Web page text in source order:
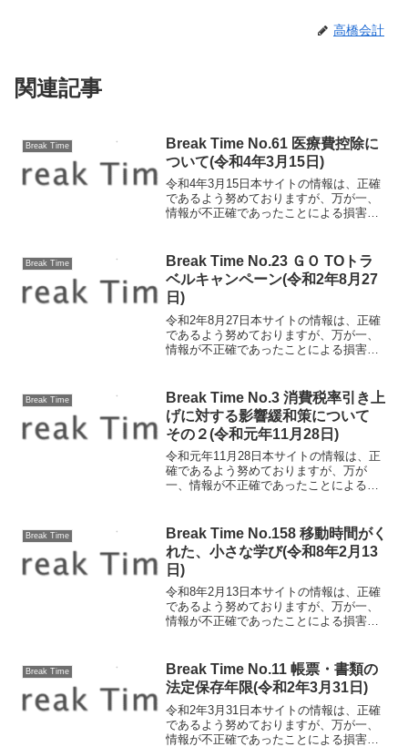
高橋会計
関連記事
Break Time
Break Time No.61 医療費控除に
ついて(令和4年3月15日)
令和4年3月15日本サイトの情報は、正確
であるよう努めておりますが、万が一、
情報が不正確であったことによる損害に
日から12月31日までの間に（自己または
生計を一にする...
Break Time
Break Time No.23 ＧＯ TOトラ
ベルキャンペーン(令和2年8月27
日)
令和2年8月27日本サイトの情報は、正確
であるよう努めておりますが、万が一、
情報が不正確であったことによる損害に
から始まっています。よく聞くけれど詳
しい仕組みが...
Break Time
Break Time No.3 消費税率引き上
げに対する影響緩和策について
その２(令和元年11月28日)
令和元年11月28日本サイトの情報は、正
確であるよう努めておりますが、万が
一、情報が不正確であったことによる損
策について その２ 消費税率引き上げ
に対する影響の緩和策のう...
Break Time
Break Time No.158 移動時間がく
れた、小さな学び(令和8年2月13
日)
令和8年2月13日本サイトの情報は、正確
であるよう努めておりますが、万が一、
情報が不正確であったことによる損害に
が肌にしみる日が続いていますね。 今
回は、私の通勤の習...
Break Time
Break Time No.11 帳票・書類の
法定保存年限(令和2年3月31日)
令和2年3月31日本サイトの情報は、正確
であるよう努めておりますが、万が一、
情報が不正確であったことによる損害に